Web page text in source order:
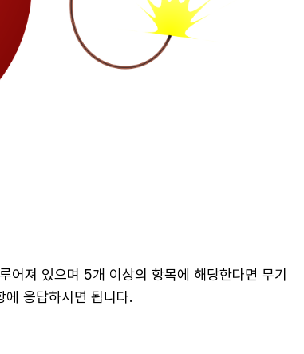
어져 있으며 5개 이상의 항목에 해당한다면 무기
에 응답하시면 됩니다.